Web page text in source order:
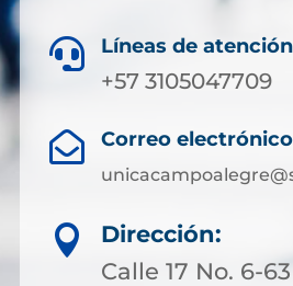
 Líneas de
+57 3105047709
 Correo

Dirección:
Calle 17 No. 6-63